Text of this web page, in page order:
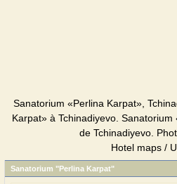
Sanatorium «Perlina Karpat»,
Karpat» à Tchinadiyevo.
de Tchinadiyevo.
Hotel maps /
Sanatorium "Perlina Karpat"